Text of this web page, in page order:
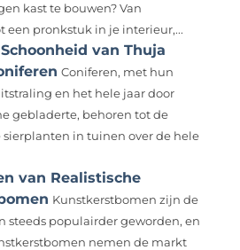
kast te bouwen? Van
een pronkstuk in je interieur,...
van Thuja
Coniferen, met hun
en het hele jaar door
gebladerte, behoren tot de
sierplanten in tuinen over de hele
van Realistische
Kunstkerstbomen zijn de
steeds populairder geworden, en
nemen de markt